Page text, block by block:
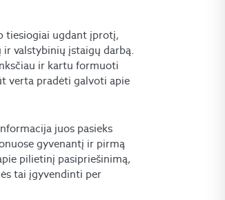
tiesiogiai ugdant įprotį,
valstybinių įstaigų darbą.
ir kartu formuoti
verta pradėti galvoti apie
juos pasieks
gyvenantį ir pirmą
pilietinį pasipriešinimą,
tai įgyvendinti per